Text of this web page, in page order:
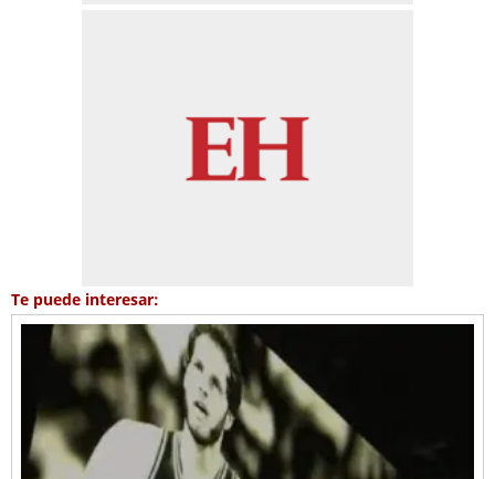
Te puede interesar: